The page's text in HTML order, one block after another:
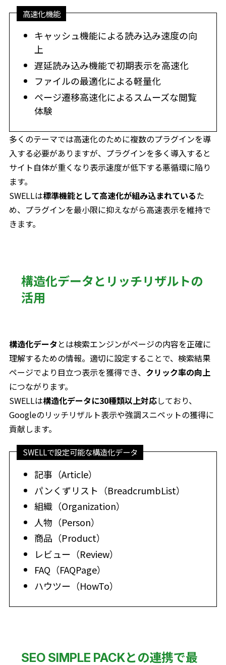
高速化機能
キャッシュ機能による読み込み速度の向
上
遅延読み込み機能で初期表示を高速化
ファイルの最適化による軽量化
ページ遷移高速化によるスムーズな閲覧
体験
多くのテーマでは高速化のために複数のプラグインを導
入する必要がありますが、プラグインを多く導入すると
サイト自体が重くなり表示速度が低下する悪循環に陥り
ます。
SWELLは標準機能として高速化が組み込まれているた
め、プラグインを最小限に抑えながら高速表示を維持で
きます。
構造化データとリッチリザルトの
活用
構造化データとは検索エンジンがページの内容を正確に
理解するための情報。適切に設定することで、検索結果
ページでより目立つ表示を獲得でき、 クリック率の向上
につながります。
SWELLは構造化データに30種類以上対応しており、
Googleのリッチリザルト表示や強調スニペットの獲得に
貢献します。
SWELLで設定可能な構造化データ
記事（Article）
パンくずリスト（BreadcrumbList）
組織（Organization）
人物（Person）
商品（Product）
レビュー（Review）
FAQ（FAQPage）
ハウツー（HowTo）
SEO SIMPLE PACKとの連携で最